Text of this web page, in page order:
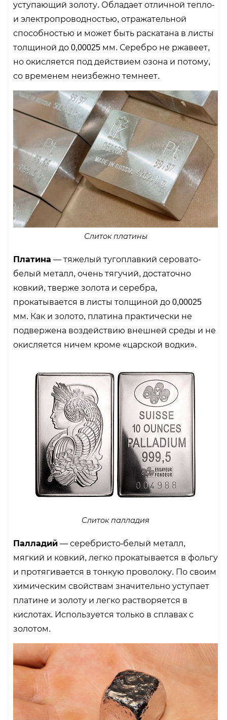
уступающий золоту. Обладает отличной тепло-
и электропроводностью, отражательной
способностью и может быть раскатана в листы
толщиной до 0,00025 мм. Серебро не ржавеет,
но окисляется под действием озона и потому,
со временем неизбежно темнеет.
Слиток платины
Платина — тяжелый тугоплавкий серовато-
белый металл, очень тягучий, достаточно
ковкий, тверже золота и серебра,
прокатывается в листы толщиной до 0,00025
мм. Как и золото, платина практически не
подвержена воздействию внешней среды и не
окисляется ничем кроме «царской водки».
Слиток палладия
Палладий — серебристо-белый металл,
мягкий и ковкий, легко прокатывается в фольгу
и протягивается в тонкую проволоку. По своим
химическим свойствам значительно уступает
платине и золоту и легко растворяется в
кислотах. Используется только в сплавах с
золотом.